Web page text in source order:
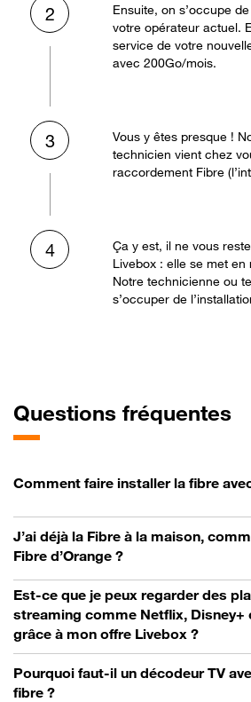
2
Ensuite, on s’occupe
votre opérateur actuel.
service de votre
avec 200Go/mois.
3
Vous y êtes presque !
technicien vient chez
raccordement Fibre
4
Ça y est, il ne vous
Livebox : elle se met
Notre technicienne ou
s’occuper de
Questions fréquentes
Comment faire installer la fibre
J’ai déjà la Fibre à la maison,
Fibre d’Orange ?
Est-ce que je peux regarder des
streaming comme Netflix, Disney+
grâce à mon offre Livebox ?
Pourquoi faut-il un décodeur TV
fibre ?